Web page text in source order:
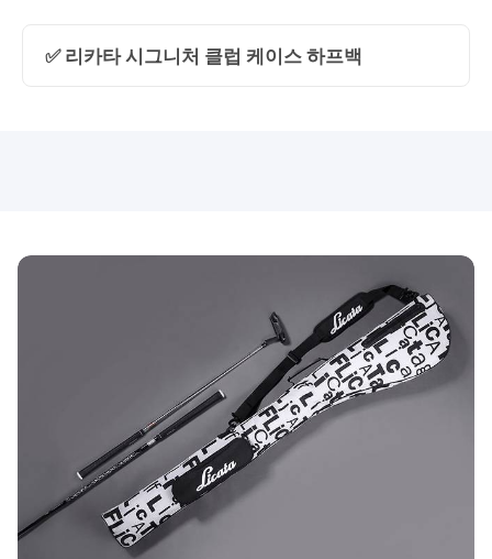
✅ 리카타 시그니처 클럽 케이스 하프백